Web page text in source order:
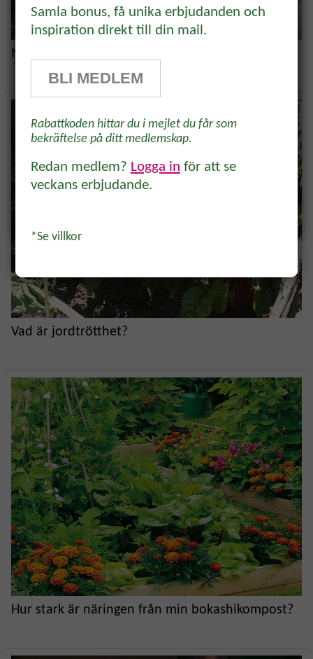
Mögel i jordpåsen - är det skadligt?
Vad är jordtrötthet?
Hur stark är näringen från min bokashikompost?
rabatt!
få 10% rabatt på ett köp* Tips,
inkorgen.
Samla bonus, få unika erbjudanden och
inspiration direkt till din mail.
BLI MEDLEM
Rabattkoden hittar du i mejlet du får som
bekräftelse på ditt medlemskap.
Redan medlem? Logga in för att se
veckans erbjudande.
*Se villkor